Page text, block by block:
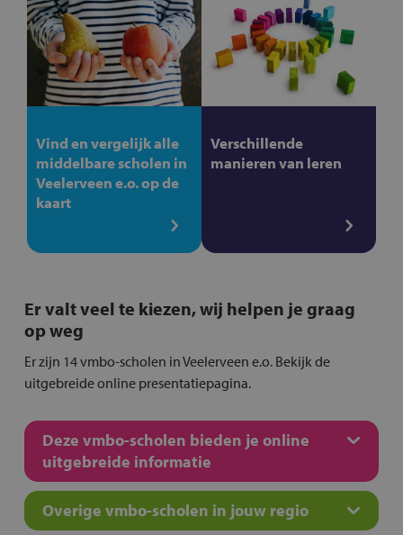
Vind en vergelijk alle
middelbare scholen in
Veelerveen e.o. op de
kaart
Verschillende
manieren van leren
Er valt veel te kiezen, wij helpen je graag
op weg
Er zijn 14 vmbo-scholen in Veelerveen e.o. Bekijk de
uitgebreide online presentatiepagina.
Deze vmbo-scholen bieden je online
uitgebreide informatie
Overige vmbo-scholen in jouw regio